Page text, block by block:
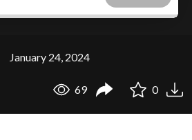
January 24, 2024
69 0